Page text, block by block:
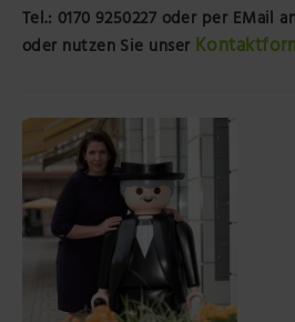
Tel.: 0170 9250227 oder per EMail
oder nutzen Sie unser